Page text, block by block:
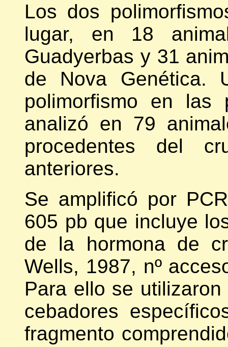
Los dos
lugar, en 18
Guadyerbas y 31
de Nova Genética.
polimorfismo en las
analizó en 79
procedentes del
anteriores.
Se amplificó por
605 pb que incluye
de la hormona de
Wells, 1987, nº
Para ello se
cebadores
fragmento